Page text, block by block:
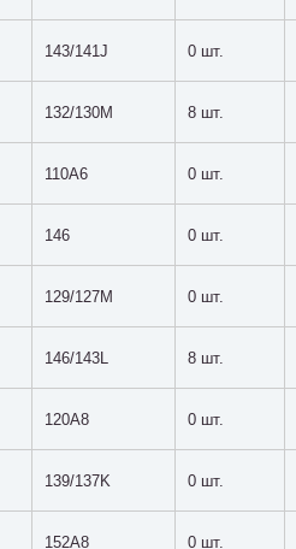
143/141J 0 шт.
132/130M 8 шт.
110A6 0 шт.
146 0 шт.
129/127M 0 шт.
146/143L 8 шт.
120A8 0 шт.
139/137K 0 шт.
152A8 0 шт.